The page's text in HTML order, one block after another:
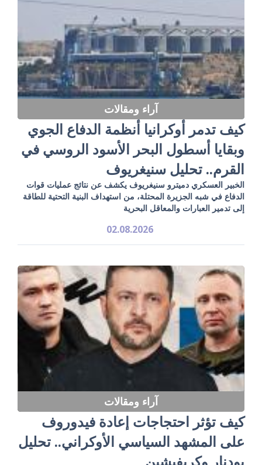
آراء ومقالات
كيف تدمر أوكرانيا أنظمة الدفاع الجوي
وبقايا أسطول البحر الأسود الروسي في
القرم.. تحليل سنيغريوف
الخبير العسكري دميترو سنيغريوف يكشف عن نتائج عمليات قوات
الدفاع في شبه الجزيرة المحتلة، من استهداف البنية التحتية للطاقة
إلى تدمير العبارات والمعاقل البحرية
02.08.2026
آراء ومقالات
كيف تؤثر احتجاجات إعادة فيدوروف
على المشهد السياسي الأوكراني.. تحليل
بودنار وكريفيشين